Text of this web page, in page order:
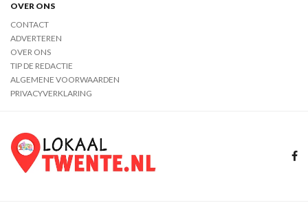
OVER ONS
CONTACT
ADVERTEREN
OVER ONS
TIP DE REDACTIE
ALGEMENE VOORWAARDEN
PRIVACYVERKLARING